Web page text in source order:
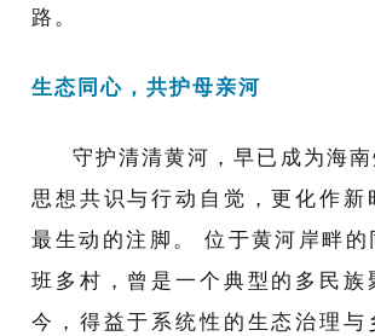
路。
生态同心，共护母亲河
守护清清黄河，早已成为海
思想共识与行动自觉，更化作新
最生动的注脚。 位于黄河岸畔的
班多村，曾是一个典型的多民族
今，得益于系统性的生态治理与